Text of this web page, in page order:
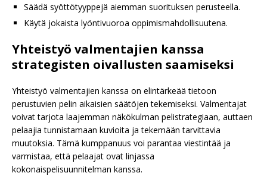
Säädä syöttötyyppejä aiemman suorituksen perusteella.
Käytä jokaista lyöntivuoroa oppimismahdollisuutena.
Yhteistyö valmentajien kanssa
strategisten oivallusten saamiseksi
Yhteistyö valmentajien kanssa on elintärkeää tietoon
perustuvien pelin aikaisien säätöjen tekemiseksi. Valmentajat
voivat tarjota laajemman näkökulman pelistrategiaan, auttaen
pelaajia tunnistamaan kuvioita ja tekemään tarvittavia
muutoksia. Tämä kumppanuus voi parantaa viestintää ja
varmistaa, että pelaajat ovat linjassa
kokonaispelisuunnitelman kanssa.